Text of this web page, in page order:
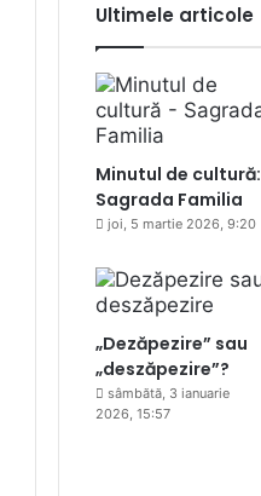
Ultimele articole
Minutul de cultură:
Sagrada Familia
joi, 5 martie 2026, 9:20
„Dezăpezire” sau
„deszăpezire”?
sâmbătă, 3 ianuarie
2026, 15:57